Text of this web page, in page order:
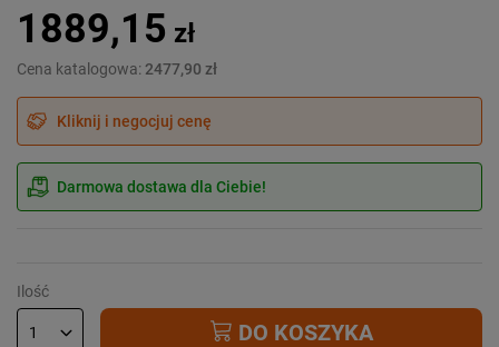
1889,15 zł
Cena katalogowa: 2477,90 zł
Kliknij i negocjuj cenę
Darmowa dostawa dla Ciebie!
Ilość
DO KOSZYKA